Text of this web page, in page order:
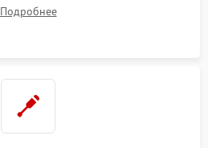
Подробнее